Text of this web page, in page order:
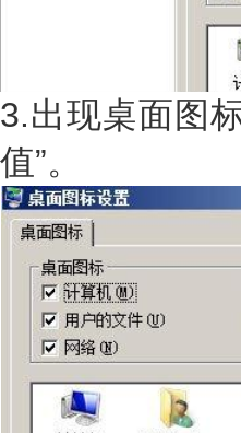
3.出现桌面图
值”。